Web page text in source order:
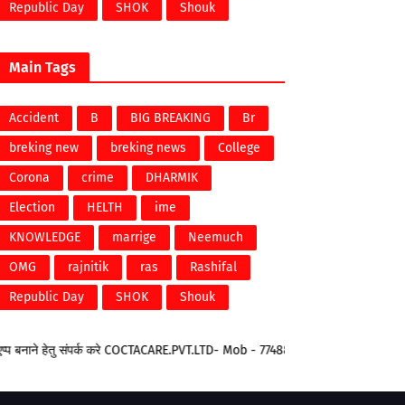
Republic Day
SHOK Shouk
Main Tags
Accident B BIG BREAKING
Br
breking new
breking news
College
Corona
crime
DHARMIK
Election
HELTH
ime
KNOWLEDGE
marrige
Neemuch
OMG
rajnitik ras
Rashifal
Republic Day
SHOK Shouk
हेतु संपर्क करे COCTACARE.PVT.LTD- Mob - 7748823733 Email -